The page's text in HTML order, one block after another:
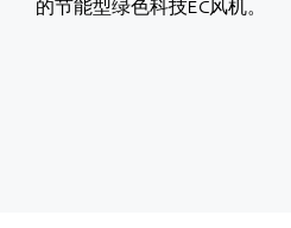
的节能型绿色科技EC风机。